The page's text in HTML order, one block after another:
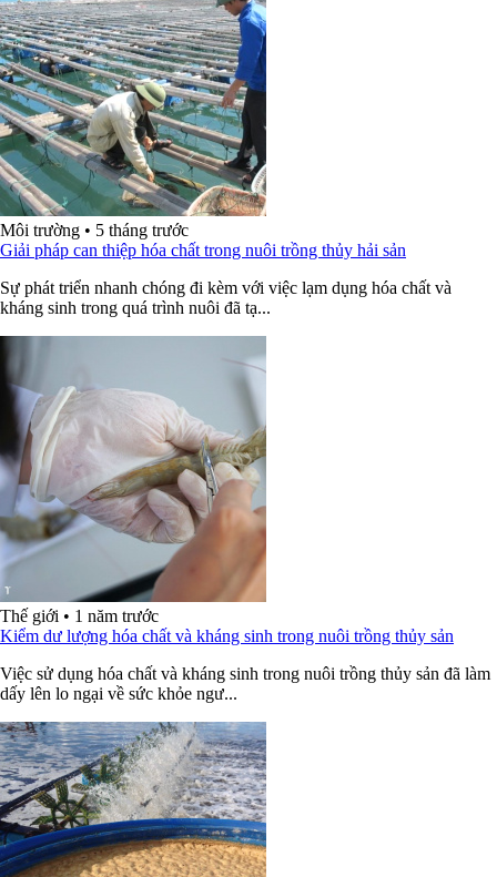
Môi trường • 5 tháng trước
Giải pháp can thiệp hóa chất trong nuôi trồng thủy hải sản
Sự phát triển nhanh chóng đi kèm với việc lạm dụng hóa chất và
kháng sinh trong quá trình nuôi đã tạ...
Thế giới • 1 năm trước
Kiểm dư lượng hóa chất và kháng sinh trong nuôi trồng thủy sản
Việc sử dụng hóa chất và kháng sinh trong nuôi trồng thủy sản đã làm
dấy lên lo ngại về sức khỏe ngư...